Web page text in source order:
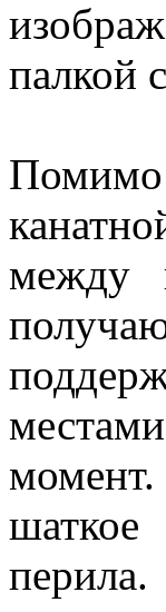
палкой
Помимо
между
шаткое
перила.